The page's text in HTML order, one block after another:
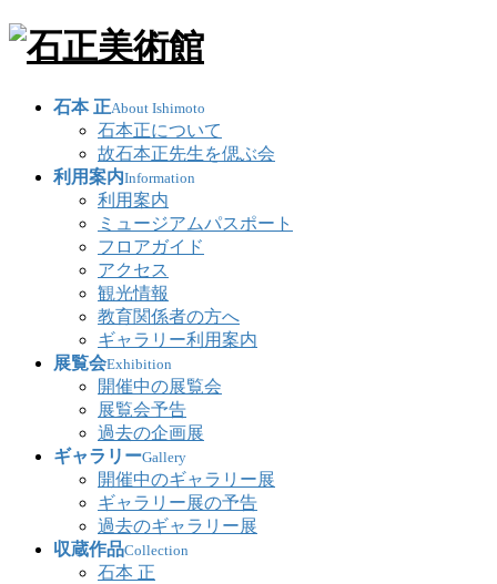
石本 正About Ishimoto
石本正について
故石本正先生を偲ぶ会
利用案内Information
利用案内
ミュージアムパスポート
フロアガイド
アクセス
観光情報
教育関係者の方へ
ギャラリー利用案内
展覧会Exhibition
開催中の展覧会
展覧会予告
過去の企画展
ギャラリーGallery
開催中のギャラリー展
ギャラリー展の予告
過去のギャラリー展
収蔵作品Collection
石本 正